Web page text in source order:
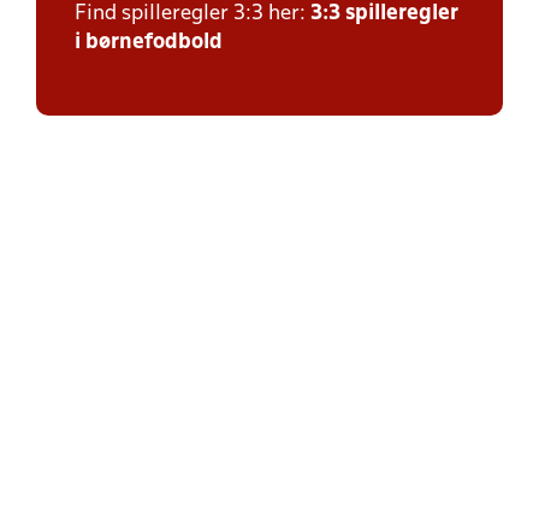
Find spilleregler 3:3 her: 3:3 spilleregler
i børnefodbold